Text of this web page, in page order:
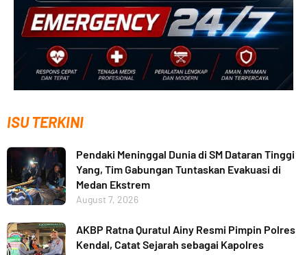
ISU TERKINI
Pendaki Meninggal Dunia di SM Dataran Tinggi
Yang, Tim Gabungan Tuntaskan Evakuasi di
Medan Ekstrem
August 7, 2026
AKBP Ratna Quratul Ainy Resmi Pimpin Polres
Kendal, Catat Sejarah sebagai Kapolres